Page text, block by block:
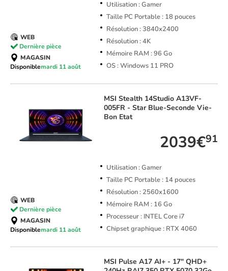
Utilisation : Gamer
Taille PC Portable : 18 pouces
Résolution : 3840x2400
Résolution : 4K
Mémoire RAM : 96 Go
OS : Windows 11 PRO
WEB
Dernière pièce
MAGASIN
Disponiblemardi 11 août
MSI Stealth 14Studio A13VF-
005FR - Star Blue-Seconde Vie-
Bon Etat
2039€91
Utilisation : Gamer
Taille PC Portable : 14 pouces
Résolution : 2560x1600
Mémoire RAM : 16 Go
Processeur : INTEL Core i7
Chipset graphique : RTX 4060
WEB
Dernière pièce
MAGASIN
Disponiblemardi 11 août
MSI Pulse A17 AI+ - 17" QHD+